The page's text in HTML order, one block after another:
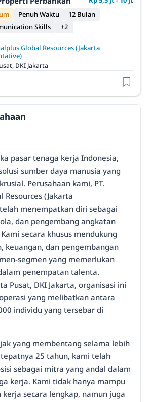
Penuh Waktu
12 Bulan
Skills +2
Global Resources (Jakarta
DKI Jakarta
pasar tenaga kerja Indonesia,
sumber daya manusia yang
Perusahaan kami, PT.
Resources (Jakarta
menempatkan diri sebagai
dan pengembang angkatan
secara khusus mendukung
keuangan, dan pengembangan
segmen yang memerlukan
penempatan talenta.
Pusat, DKI Jakarta, organisasi ini
yang melibatkan antara
individu yang tersebar di
yang membentang selama lebih
25 tahun, kami telah
sebagai mitra yang andal dalam
kerja. Kami tidak hanya mampu
secara lengkap, namun juga